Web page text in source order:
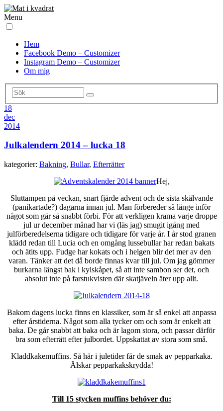
Menu
Hem
Facebook Demo – Customizer
Instagram Demo – Customizer
Om mig
18
dec
2014
Julkalendern 2014 – lucka 18
kategorier: Bakning, Bullar, Efterrätter
Hej,
Sluttampen på veckan, snart fjärde advent och de sista skälvande
(panikartade?) dagarna innan jul. Man förbereder så länge inför
något som går så snabbt förbi. För att verkligen krama varje droppe
jul ur december månad har vi (läs jag) smugit igång med
julförberedelserna tidigare och tidigare för varje år. I år stod granen
klädd redan till Lucia och en omgång lussebullar har redan bakats
och ätits upp. Fudge har kokats och i helgen blir det mer av den
varan. Tänker att det då borde finnas kvar till jul. Om jag gömmer
burkarna längst bak i kylskåpet, så att inte sambon ser det, och
absolut inte på farstukvisten där skatjäveln äter upp allt.
Bakom dagens lucka finns en klassiker, som är så enkel att anpassa
efter årstiderna. Något som alla tycker om och som är enkelt att
baka. De går snabbt att baka och är lagom stora, och passar därför
bra som efterrätt efter julbordet. Uppskattat av stora som små.
Kladdkakemuffins. Så här i juletider får de smak av pepparkaka.
Älskar pepparkakskrydda!
Till 15 stycken muffins behöver du: